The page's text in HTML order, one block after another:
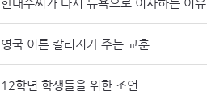
한대수씨가 다시 뉴욕으로 이사하는 이유
영국 이튼 칼리지가 주는 교훈
12학년 학생들을 위한 조언